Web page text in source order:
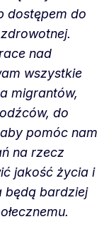
dostępem do
nad
wszystkie
migrantów,
do
pomóc nam
na rzecz
jakość życia i
będą bardziej